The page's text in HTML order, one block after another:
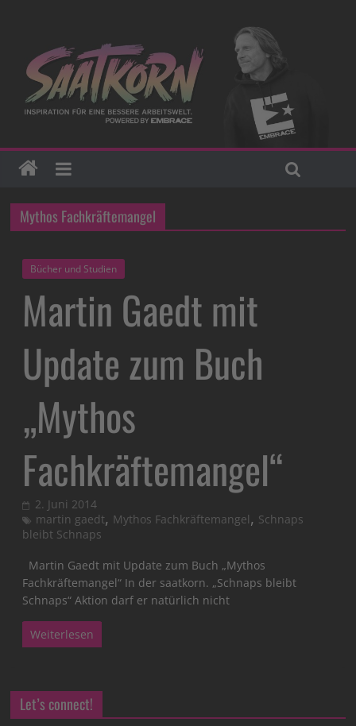
Mythos Fachkräftemangel
Bücher und Studien
Martin Gaedt mit
Update zum Buch
„Mythos
Fachkräftemangel“
2. Juni 2014
martin gaedt, Mythos Fachkräftemangel, Schnaps
bleibt Schnaps
Martin Gaedt mit Update zum Buch „Mythos
Fachkräftemangel“ In der saatkorn. „Schnaps bleibt
Schnaps“ Aktion darf er natürlich nicht
Weiterlesen
Let’s connect!